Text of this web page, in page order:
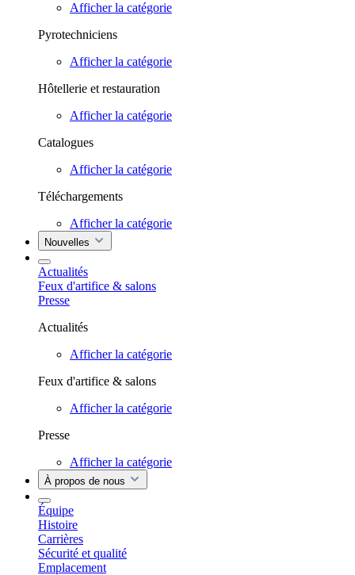
Afficher la catégorie
Pyrotechniciens
Afficher la catégorie
Hôtellerie et restauration
Afficher la catégorie
Catalogues
Afficher la catégorie
Téléchargements
Afficher la catégorie
Nouvelles
Actualités
Feux d'artifice & salons
Presse
Actualités
Afficher la catégorie
Feux d'artifice & salons
Afficher la catégorie
Presse
Afficher la catégorie
À propos de nous
Équipe
Histoire
Carrières
Sécurité et qualité
Emplacement